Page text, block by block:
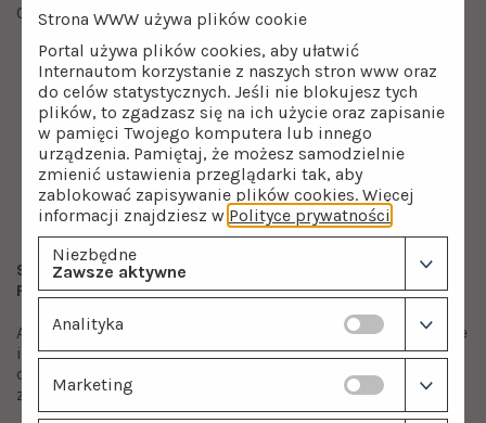
Osobie, której dane dotyczą, przysługuje prawo do:
• dostępu do danych,
• sprostowania danych,
• usunięcia danych,
• ograniczenia przetwarzania,
• przenoszenia danych,
• wniesienia sprzeciwu wobec przetwarzania,
• cofnięcia zgody w dowolnym momencie,wniesienia
skargi do Prezesa Urzędu Ochrony Danych Osobowych.
9. ZAUTOMATYZOWANE PODEJMOWANIE DECYZJI I
PROFILOWANIE
Administrator może wykorzystywać narzędzia analityczne
i marketingowe umożliwiające profilowanie w zakresie
dopasowania reklam oraz treści marketingowych do
zainteresowań użytkownika.
Strona WWW używa plików cookie
Portal używa plików cookies, aby ułatwić
Internautom korzystanie z naszych stron www oraz
do celów statystycznych. Jeśli nie blokujesz tych
plików, to zgadzasz się na ich użycie oraz zapisanie
w pamięci Twojego komputera lub innego
urządzenia. Pamiętaj, że możesz samodzielnie
zmienić ustawienia przeglądarki tak, aby
zablokować zapisywanie plików cookies. Więcej
informacji znajdziesz w Polityce prywatności
Niezbędne
Zawsze aktywne
Analityka
Marketing